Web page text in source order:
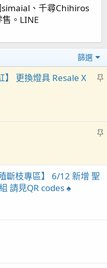
、千尋Chihiros
。LINE
篩選
更換燈具 Resale X
斷枝專區】 6/12 新增 聖
請見QR codes ♠️